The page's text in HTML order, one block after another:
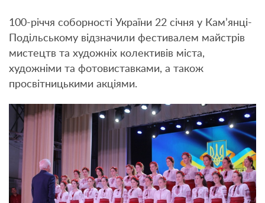
100-річчя соборності України 22 січня у Кам’янці-
Подільському відзначили фестивалем майстрів
мистецтв та художніх колективів міста,
художніми та фотовиставками, а також
просвітницькими акціями.